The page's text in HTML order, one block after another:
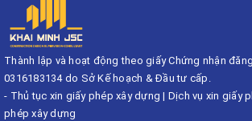
Thành lập và hoạt động theo giấy Chứng nhận
0316183134 do Sở Kế hoạch & Đầu tư cấp.
- Thủ tục xin giấy phép xây dựng | Dịch vụ xin giấy
phép xây dựng